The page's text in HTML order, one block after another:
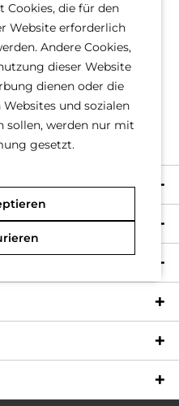
für unsere Kunden.
Cookies, die für den
Website erforderlich
Andere Cookies,
dieser Website
dienen oder die
und sozialen
sollen, werden nur mit
gesetzt.